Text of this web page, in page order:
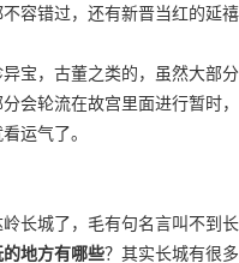
容错过，还有新晋当红的延禧
宝，古董之类的，虽然大部分
会轮流在故宫里面进行暂时，
运气了。
长城了，毛有句名言叫不到长
地方有哪些？其实长城有很多